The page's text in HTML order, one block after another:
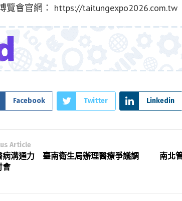
覽會官網： https://taitungexpo2026.com.tw
Facebook Twitter Linkedin
Article
病溝通力 臺南衛生局辦理醫療爭議調
會
南北